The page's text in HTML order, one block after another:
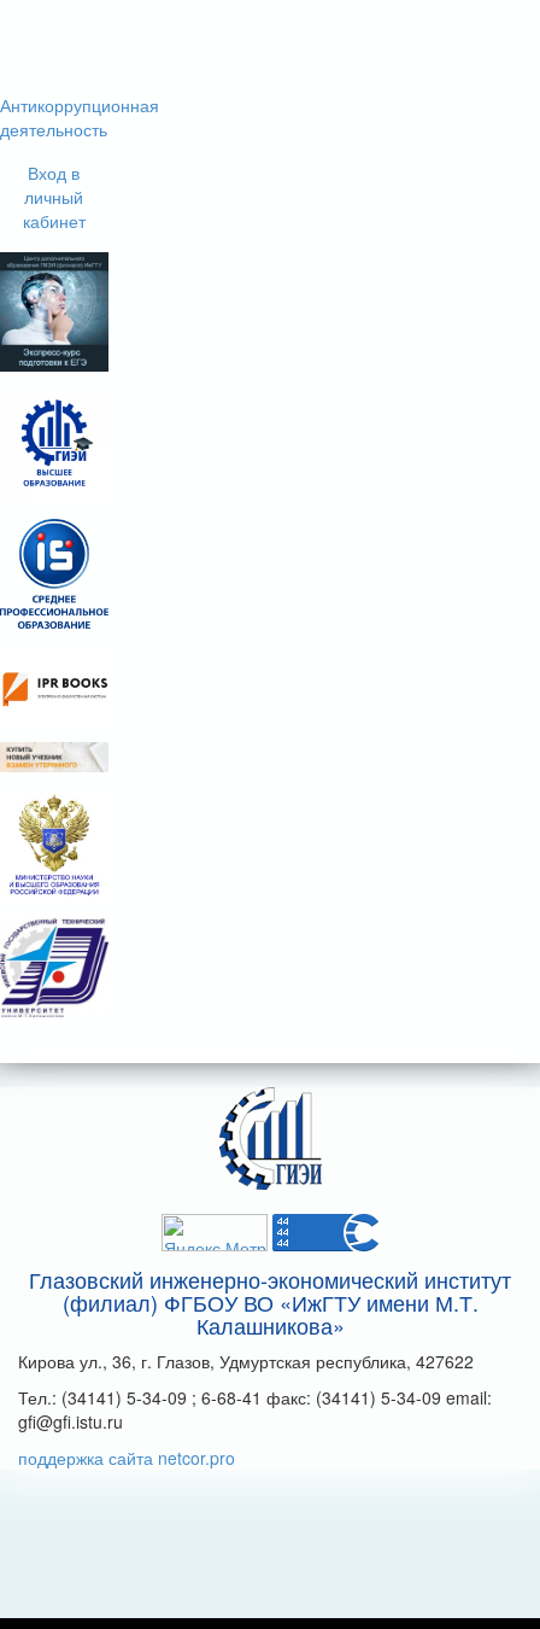
Антикоррупционная
деятельность
Вход в
личный
кабинет
Глазовский инженерно-экономический институт
(филиал) ФГБОУ ВО «ИжГТУ имени М.Т.
Калашникова»
Кирова ул., 36, г. Глазов, Удмуртская республика, 427622
Тел.: (34141) 5-34-09 ; 6-68-41 факс: (34141) 5-34-09 email:
gfi@gfi.istu.ru
поддержка сайта netcor.pro